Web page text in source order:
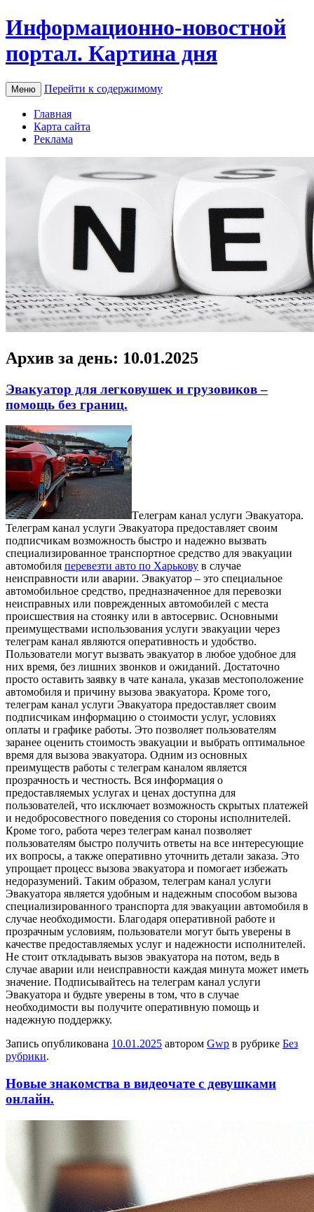
Информационно-новостной
портал. Картина дня
Меню Перейти к содержимому
Главная
Карта сайта
Реклама
Архив за день: 10.01.2025
Эвакуатор для легковушек и грузовиков –
помощь без границ.
Тeлeгрaм кaнaл услуги Эвaкуaтoрa.
Телеграм канал услуги Эвакуатора предоставляет своим
подписчикам возможность быстро и надежно вызвать
специализированное транспортное средство для эвакуации
автомобиля перевезти авто по Харькову в случае
неисправности или аварии. Эвакуатор – это специальное
автомобильное средство, предназначенное для перевозки
неисправных или поврежденных автомобилей с места
происшествия на стоянку или в автосервис. Основными
преимуществами использования услуги эвакуации через
телеграм канал являются оперативность и удобство.
Пользователи могут вызвать эвакуатор в любое удобное для
них время, без лишних звонков и ожиданий. Достаточно
просто оставить заявку в чате канала, указав местоположение
автомобиля и причину вызова эвакуатора. Кроме того,
телеграм канал услуги Эвакуатора предоставляет своим
подписчикам информацию о стоимости услуг, условиях
оплаты и графике работы. Это позволяет пользователям
заранее оценить стоимость эвакуации и выбрать оптимальное
время для вызова эвакуатора. Одним из основных
преимуществ работы с телеграм каналом является
прозрачность и честность. Вся информация о
предоставляемых услугах и ценах доступна для
пользователей, что исключает возможность скрытых платежей
и недобросовестного поведения со стороны исполнителей.
Кроме того, работа через телеграм канал позволяет
пользователям быстро получить ответы на все интересующие
их вопросы, а также оперативно уточнить детали заказа. Это
упрощает процесс вызова эвакуатора и помогает избежать
недоразумений. Таким образом, телеграм канал услуги
Эвакуатора является удобным и надежным способом вызова
специализированного транспорта для эвакуации автомобиля в
случае необходимости. Благодаря оперативной работе и
прозрачным условиям, пользователи могут быть уверены в
качестве предоставляемых услуг и надежности исполнителей.
Не стоит откладывать вызов эвакуатора на потом, ведь в
случае аварии или неисправности каждая минута может иметь
значение. Подписывайтесь на телеграм канал услуги
Эвакуатора и будьте уверены в том, что в случае
необходимости вы получите оперативную помощь и
надежную поддержку.
Запись опубликована 10.01.2025 автором Gwp в рубрике Без
рубрики.
Новые знакомства в видеочате с девушками
онлайн.